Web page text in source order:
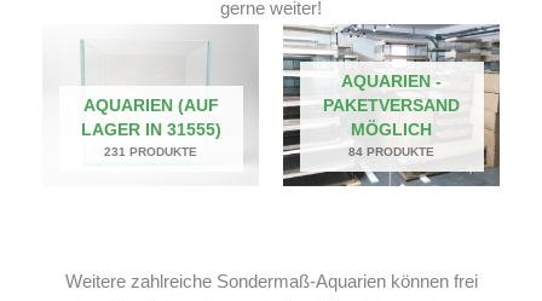
gerne weiter!
AQUARIEN (AUF
LAGER IN 31555)
231 PRODUKTE
AQUARIEN -
PAKETVERSAND
MÖGLICH
84 PRODUKTE
Weitere zahlreiche Sondermaß-Aquarien können frei